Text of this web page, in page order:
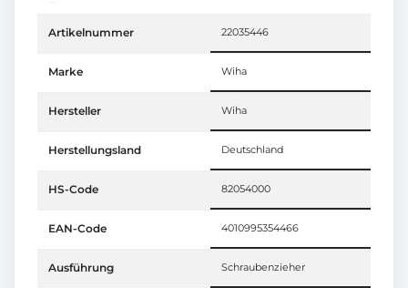
Artikelnummer 22035446
Marke Wiha
Hersteller Wiha
Herstellungsland Deutschland
HS-Code 82054000
EAN-Code 4010995354466
Ausführung Schraubenzieher